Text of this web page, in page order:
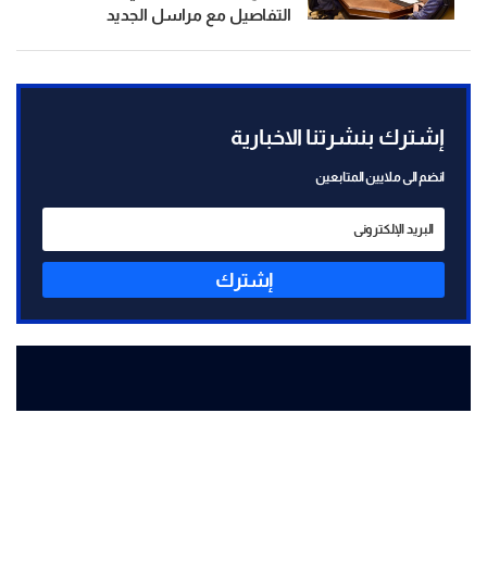
التفاصيل مع مراسل الجديد
إشترك بنشرتنا الاخبارية
انضم الى ملايين المتابعين
إشترك